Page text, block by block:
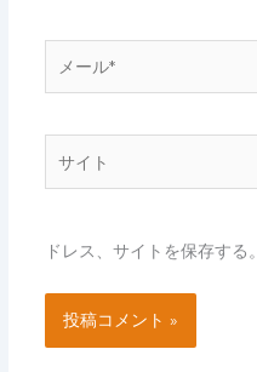
ー
*
ドレス、サイトを保存する。